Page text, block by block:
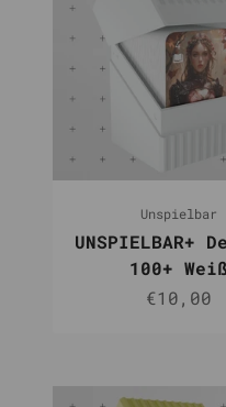
Unspielbar
UNSPIELBAR+
100+ Weiß
Angebot
€10,00